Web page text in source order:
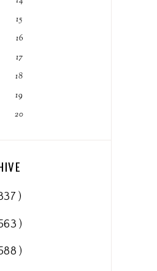
15
16
17
18
19
20
)
)
)